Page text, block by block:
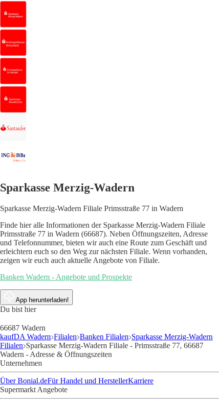
Sparkasse Merzig-Wadern
Sparkasse Merzig-Wadern Filiale Primsstraße 77 in Wadern
Finde hier alle Informationen der Sparkasse Merzig-Wadern Filiale
Primsstraße 77 in Wadern (66687). Neben Öffnungszeiten, Adresse
und Telefonnummer, bieten wir auch eine Route zum Geschäft und
erleichtern euch so den Weg zur nächsten Filiale. Wenn vorhanden,
zeigen wir euch auch aktuelle Angebote von Filiale.
Banken Wadern - Angebote und Prospekte
App herunterladen!
Du bist hier
66687 Wadern
kaufDA Wadern Filialen Banken Filialen Sparkasse Merzig-Wadern
Filialen Sparkasse Merzig-Wadern Filiale - Primsstraße 77, 66687
Wadern - Adresse & Öffnungszeiten
Unternehmen
Über Bonial.deFür Handel und HerstellerKarriere
Supermarkt Angebote